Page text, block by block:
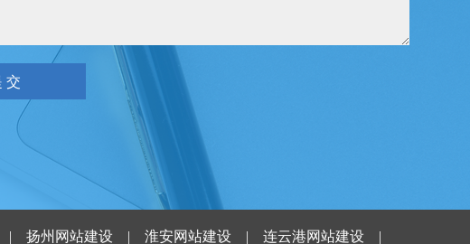
|扬州网站建设 |淮安网站建设 |连云港网站建设 |